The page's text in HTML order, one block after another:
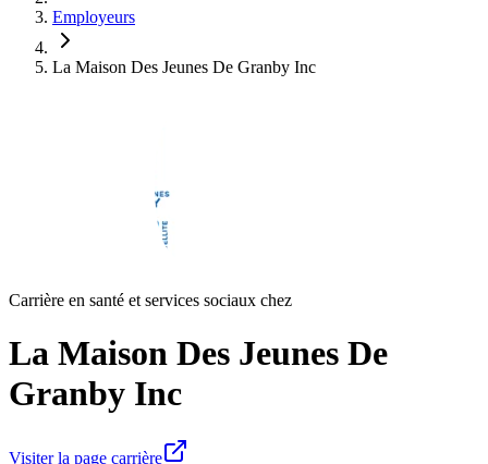
Employeurs
La Maison Des Jeunes De Granby Inc
Carrière en santé et services sociaux chez
La Maison Des Jeunes De
Granby Inc
Visiter la page carrière